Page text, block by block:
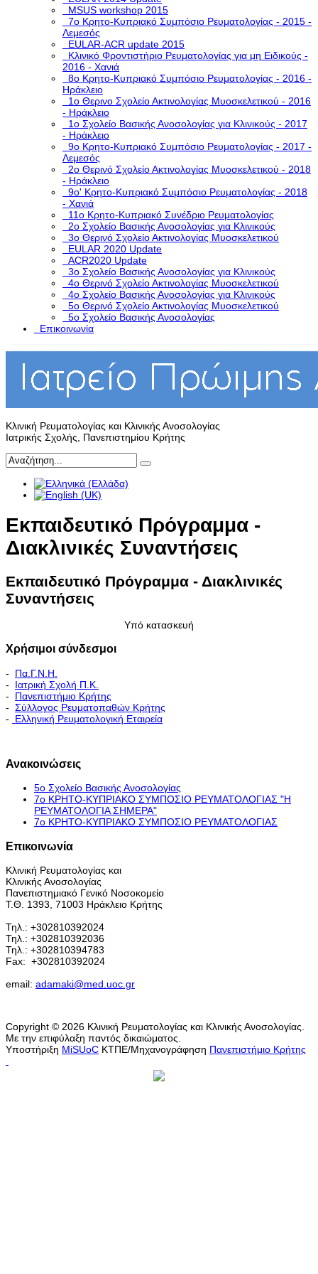
MSUS workshop 2015
7ο Κρητο-Κυπριακό Συμπόσιο Ρευματολογίας - 2015 -
Λεμεσός
EULAR-ACR update 2015
Κλινικό Φροντιστήριο Ρευματολογίας για μη Ειδικούς -
2016 - Χανιά
8ο Κρητο-Κυπριακό Συμπόσιο Ρευματολογίας - 2016 -
Ηράκλειο
1ο Θερινο Σχολείο Ακτινολογίας Μυοσκελετικού - 2016
- Ηράκλειο
1o Σχολείο Βασικής Ανοσολογίας για Κλινικούς - 2017
- Ηράκλειο
9ο Κρητο-Κυπριακό Συμπόσιο Ρευματολογίας - 2017 -
Λεμεσός
2ο Θερινό Σχολείο Ακτινολογίας Μυοσκελετικού - 2018
- Ηράκλειο
9ο' Κρητο-Κυπριακό Συμπόσιο Ρευματολογίας - 2018
- Χανιά
11ο Κρητο-Κυπριακό Συνέδριο Ρευματολογίας
2o Σχολείο Βασικής Ανοσολογίας για Κλινικούς
3o Θερινό Σχολείο Ακτινολογίας Μυοσκελετικού
EULAR 2020 Update
ACR2020 Update
3ο Σχολείο Βασικής Ανοσολογίας για Κλινικούς
4ο Θερινό Σχολείο Ακτινολογίας Μυοσκελετικού
4ο Σχολείο Βασικής Ανοσολογίας για Κλινικούς
5o Θερινό Σχολείο Ακτινολογίας Μυοσκελετικού
5ο Σχολείο Βασικής Ανοσολογίας
Επικοινωνία
Κλινική Ρευματολογίας και Κλινικής Ανοσολογίας
Ιατρικής Σχολής, Πανεπιστημίου Κρήτης
Εκπαιδευτικό Πρόγραμμα -
Διακλινικές Συναντήσεις
Εκπαιδευτικό Πρόγραμμα - Διακλινικές
Συναντήσεις
Υπό κατασκευή
Χρήσιμοι σύνδεσμοι
- Πα.Γ.Ν.Η.
- Ιατρική Σχολή Π.Κ.
- Πανεπιστήμιο Κρήτης
- Σύλλογος Ρευματοπαθών Κρήτης
-
Ελληνική Ρευματολογική Εταιρεία
Ανακοινώσεις
5ο Σχολείο Βασικής Ανοσολογίας
7ο ΚΡΗΤΟ-ΚΥΠΡΙΑΚΟ ΣΥΜΠΟΣΙΟ ΡΕΥΜΑΤΟΛΟΓΙΑΣ "H
ΡΕΥΜΑΤΟΛΟΓΙΑ ΣΗΜΕΡΑ"
7ο ΚΡΗΤΟ-ΚΥΠΡΙΑΚΟ ΣΥΜΠΟΣΙΟ ΡΕΥΜΑΤΟΛΟΓΙΑΣ
Επικοινωνία
Κλινική Ρευματολογίας και
Κλινικής Ανοσολογίας
Πανεπιστημιακό Γενικό Νοσοκομείο
Τ.Θ. 1393, 71003 Ηράκλειο Κρήτης
Τηλ.: +302810392024
Τηλ.: +302810392036
Τηλ.: +302810394783
Fax: +302810392024
email: adamaki@med.uoc.gr
Copyright © 2026 Κλινική Ρευματολογίας και Κλινικής Ανοσολογίας.
Με την επιφύλαξη παντός δικαιώματος.
Υποστήριξη MiSUoC ΚΤΠΕ/Μηχανογράφηση Πανεπιστήμιο Κρήτης